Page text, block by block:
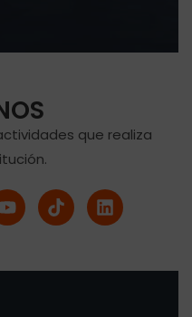
que realiza